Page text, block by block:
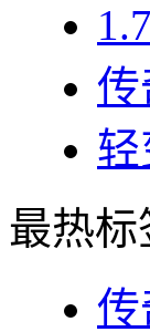
传
最热标
传